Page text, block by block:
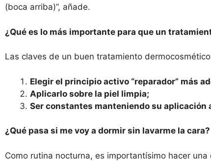
(boca arriba)”, añade.
¿ Qué es lo más importante para que un
Las claves de un buen tratamiento
Elegir el principio activo “reparador” más
Aplicarlo sobre la piel limpia;
Ser constantes manteniendo su aplicación
¿Qué pasa si me voy a dormir sin lavarme la cara?
Como rutina nocturna, es importantísimo hacer